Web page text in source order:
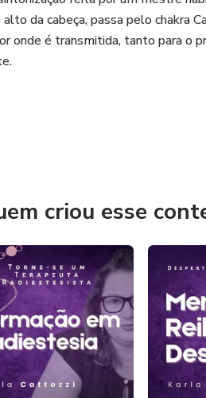
da cabeça, passa pelo chakra
onde é transmitida, tanto para o
criou esse